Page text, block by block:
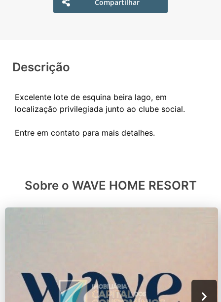
Compartilhar
Descrição
Excelente lote de esquina beira lago, em
localização privilegiada junto ao clube social.
Sobre o WAVE HOME RESORT